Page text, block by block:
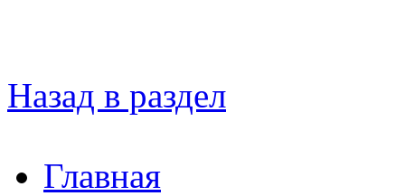
Назад в раздел
Главная